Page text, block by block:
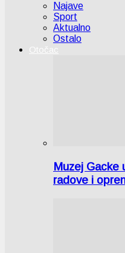
Najave
Sport
Aktualno
Ostalo
Otočac
Muzej Gacke
radove i